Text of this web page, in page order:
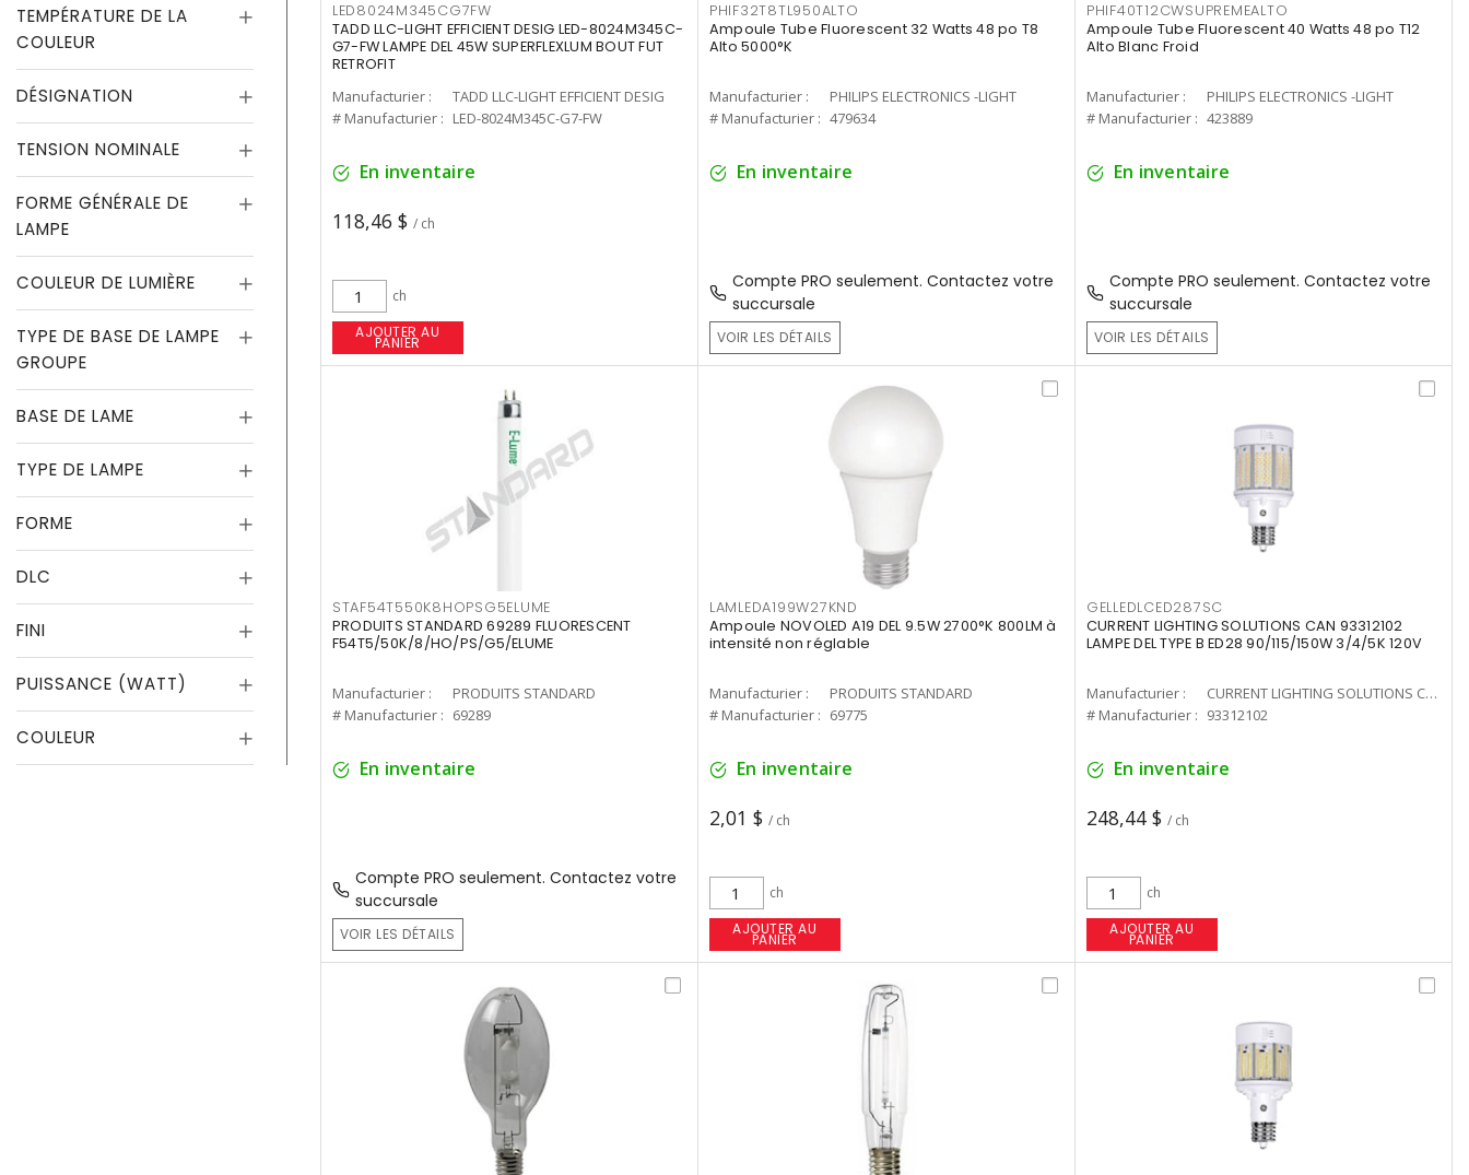
TEMPÉRATURE DE LA
COULEUR
DÉSIGNATION
TENSION NOMINALE
FORME GÉNÉRALE DE
LAMPE
COULEUR DE LUMIÈRE
TYPE DE BASE DE LAMPE
GROUPE
BASE DE LAME
TYPE DE LAMPE
FORME
DLC
FINI
PUISSANCE (WATT)
COULEUR
LED8024M345CG7FW
TADD LLC-LIGHT EFFICIENT DESIG LED-8024M345C-
G7-FW LAMPE DEL 45W SUPERFLEXLUM BOUT FUT
RETROFIT
Manufacturier :
TADD LLC-LIGHT EFFICIENT DESIG
# Manufacturier : LED-8024M345C-G7-FW
En inventaire
118,46 $ / ch
ch
AJOUTER AU
PANIER
PHIF32T8TL950ALTO
Ampoule Tube Fluorescent 32 Watts 48 po T8
Alto 5000°K
Manufacturier :
PHILIPS ELECTRONICS -LIGHT
# Manufacturier : 479634
En inventaire
Compte PRO seulement. Contactez votre
succursale
VOIR LES DÉTAILS
PHIF40T12CWSUPREMEALTO
Ampoule Tube Fluorescent 40 Watts 48 po T12
Alto Blanc Froid
Manufacturier :
PHILIPS ELECTRONICS -LIGHT
# Manufacturier : 423889
En inventaire
Compte PRO seulement. Contactez votre
succursale
VOIR LES DÉTAILS
STAF54T550K8HOPSG5ELUME
PRODUITS STANDARD 69289 FLUORESCENT
F54T5/50K/8/HO/PS/G5/ELUME
Manufacturier :
PRODUITS STANDARD
# Manufacturier : 69289
En inventaire
Compte PRO seulement. Contactez votre
succursale
VOIR LES DÉTAILS
LAMLEDA199W27KND
Ampoule NOVOLED A19 DEL 9.5W 2700°K 800LM à
intensité non réglable
Manufacturier :
PRODUITS STANDARD
# Manufacturier : 69775
En inventaire
2,01 $ / ch
ch
AJOUTER AU
PANIER
GELLEDLCED287SC
CURRENT LIGHTING SOLUTIONS CAN 93312102
LAMPE DEL TYPE B ED28 90/115/150W 3/4/5K 120V
Manufacturier :
CURRENT LIGHTING SOLUTIONS CAN
# Manufacturier : 93312102
En inventaire
248,44 $ / ch
ch
AJOUTER AU
PANIER